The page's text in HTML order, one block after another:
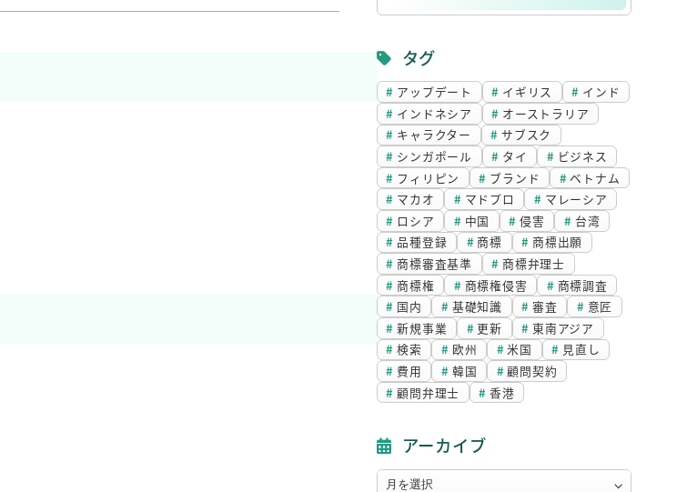
ン
ク
タグ
アップデート イギリス
インド
インドネシア
オーストラリア
キャラクター
サブスク
シンガポール
タイ
ビジネス
フィリピン
ブランド
ベトナム
マカオ
マドプロ
マレーシア
ロシア
中国 侵害
台湾
品種登録
商標
商標出願
商標審査基準
商標弁理士
商標権
商標権侵害
商標調査
国内
基礎知識 審査
意匠
新規事業
更新
東南アジア
検索
欧州 米国
見直し
費用
韓国
顧問契約
顧問弁理士
香港
アーカイブ
ア